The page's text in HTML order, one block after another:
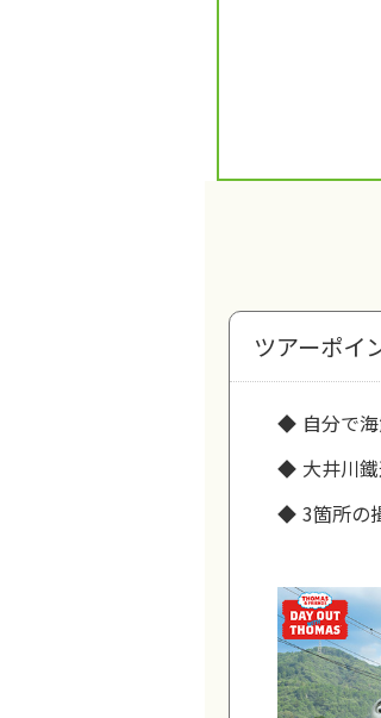
ツアーポイ
自分で
大井川
3箇所の